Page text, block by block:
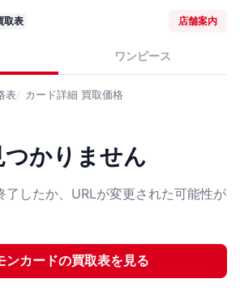
取表 店舗案内
ワンピース
表 カード詳細 買取価格
かりません
了したか、URLが変更された可能性が
ンカードの買取表を見る